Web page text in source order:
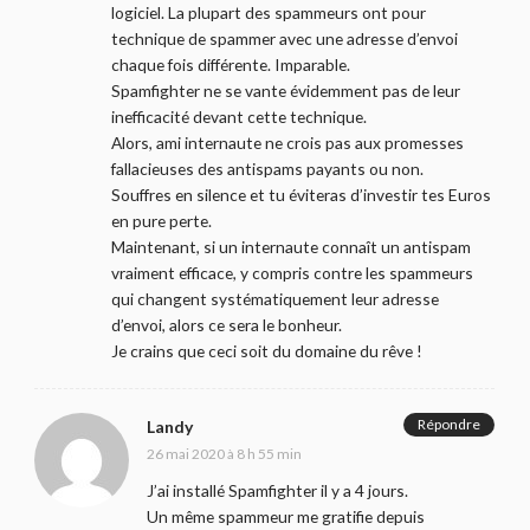
logiciel. La plupart des spammeurs ont pour
technique de spammer avec une adresse d’envoi
chaque fois différente. Imparable.
Spamfighter ne se vante évidemment pas de leur
inefficacité devant cette technique.
Alors, ami internaute ne crois pas aux promesses
fallacieuses des antispams payants ou non.
Souffres en silence et tu éviteras d’investir tes Euros
en pure perte.
Maintenant, si un internaute connaît un antispam
vraiment efficace, y compris contre les spammeurs
qui changent systématiquement leur adresse
d’envoi, alors ce sera le bonheur.
Je crains que ceci soit du domaine du rêve !
Landy
26 mai 2020 à 8 h 55 min
J’ai installé Spamfighter il y a 4 jours.
Un même spammeur me gratifie depuis
Répondre